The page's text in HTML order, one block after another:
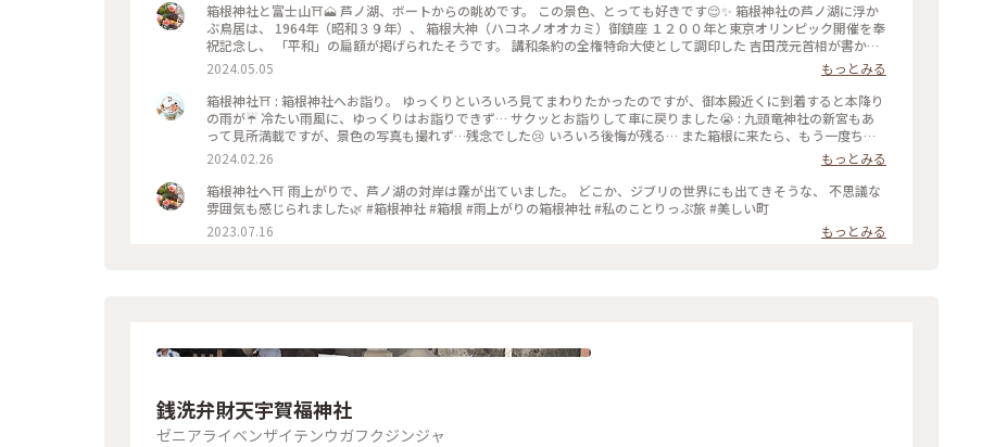
箱根神社と富士山⛩️🗻 芦ノ湖、ボートからの眺めです。 この景色、とっても好きです😌✨ 箱根神社の芦ノ湖に浮か
ぶ鳥居は、 1964年（昭和３９年）、 箱根大神（ハコネノオオカミ）御鎮座 １２００年と東京オリンピック開催を奉
祝記念し、 「平和」の扁額が掲げられたそうです。 講和条約の全権特命大使として調印した 吉田茂元首相が書かれ
たそうで、 それ以来「平和の鳥居」と親しまれています。 この「平和」の文字は、 芦ノ湖側からしか見られないの
で、 見た時はおおぉ〜✨と感動しました😊 #箱根神社 #芦ノ湖 #平和の鳥居 #GW #春色さがし
2024.05.05
もっとみる
箱根神社⛩️ : 箱根神社へお詣り。 ゆっくりといろいろ見てまわりたかったのですが、御本殿近くに到着すると本降り
の雨が☔️ 冷たい雨風に、ゆっくりはお詣りできず… サクッとお詣りして車に戻りました😭 : 九頭竜神社の新宮もあ
って見所満載ですが、景色の写真も撮れず…残念でした😢 いろいろ後悔が残る… また箱根に来たら、もう一度ちゃ
んとお詣りしに来たいです✨ 木々や苔の緑が綺麗で癒されました🌿 : 平日なのにたくさんの人がいました。 御朱印も
たくさん待つかな？と思ったけれど、意外にも待っている人はいなくて、すぐにいただくことができました。 : 特に
良い写真もないのですが、旅の思い出投稿でした😊 : 📷:2024.2.19 Mon. : #私のことりっぷ旅 #冬の旅 #箱根日帰り温
泉旅 #神社 #神社巡り #箱根 #芦ノ湖 #箱根神社 #九頭竜神社新宮 #みどりに癒される #また参拝したい #神奈川
2024.02.26
もっとみる
箱根神社へ⛩ 雨上がりで、芦ノ湖の対岸は霧が出ていました。 どこか、ジブリの世界にも出てきそうな、 不思議な
雰囲気も感じられました🌿 #箱根神社 #箱根 #雨上がりの箱根神社 #私のことりっぷ旅 #美しい町
2023.07.16
もっとみる
銭洗弁財天宇賀福神社
ゼニアライベンザイテンウガフクジンジャ